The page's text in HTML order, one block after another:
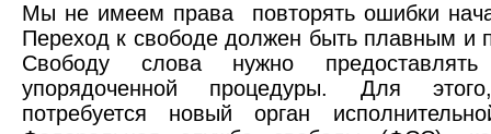
Мы не имеем права повторять ошибки
Переход к свободе должен быть плавным и
Свободу слова нужно
упорядоченной процедуры. Для
потребуется новый орган